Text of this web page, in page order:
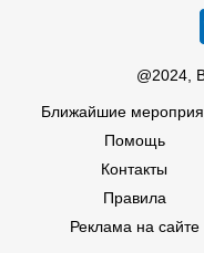
@2024,
Ближайшие
Помощь
Контакты
Правила
Реклама на сайте